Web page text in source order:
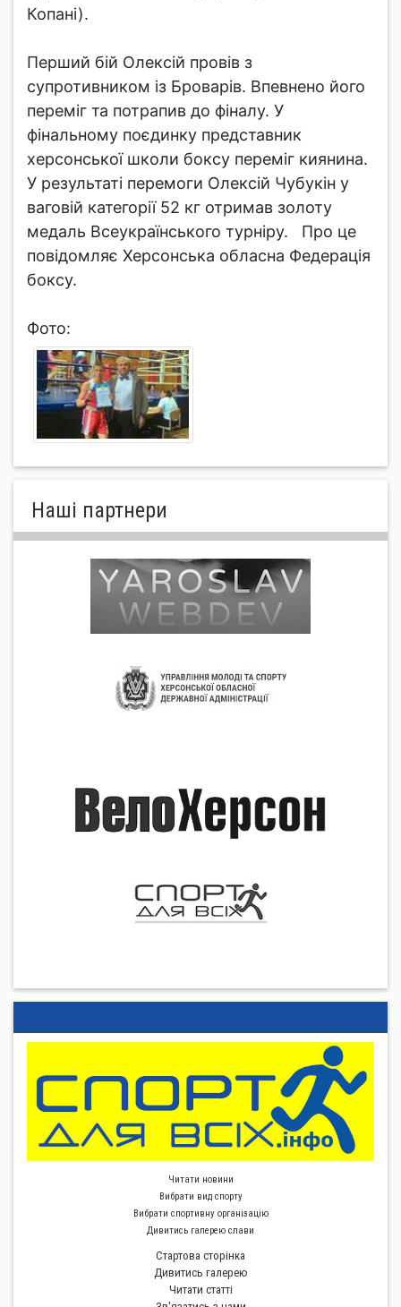
Копані).
Перший бій Олексій провів з
супротивником із Броварів. Впевнено його
переміг та потрапив до фіналу. У
фінальному поєдинку представник
херсонської школи боксу переміг киянина.
У результаті перемоги Олексій Чубукін у
ваговій категорії 52 кг отримав золоту
медаль Всеукраїнського турніру. Про це
повідомляє Херсонська обласна Федерація
боксу.
Фото:
Нашi партнери
Читати новини
Вибрати вид спорту
Вибрати спортивну органiзацiю
Дивитись галерею слави
Стартова сторiнка
Дивитись галерею
Читати статті